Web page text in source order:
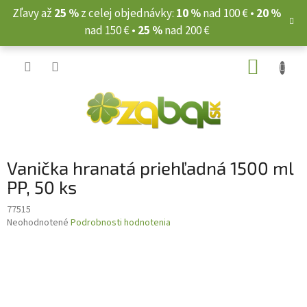
Prejsť
Zľavy až 25 %z celej objednávky: 10 %nad 100 € • 20 %
nad 150 € • 25 %nad 200 €
Vanička hranatá priehľadná 1500 ml
PP, 50 ks
77515
Priemerné
Neohodnotené Podrobnosti hodnotenia